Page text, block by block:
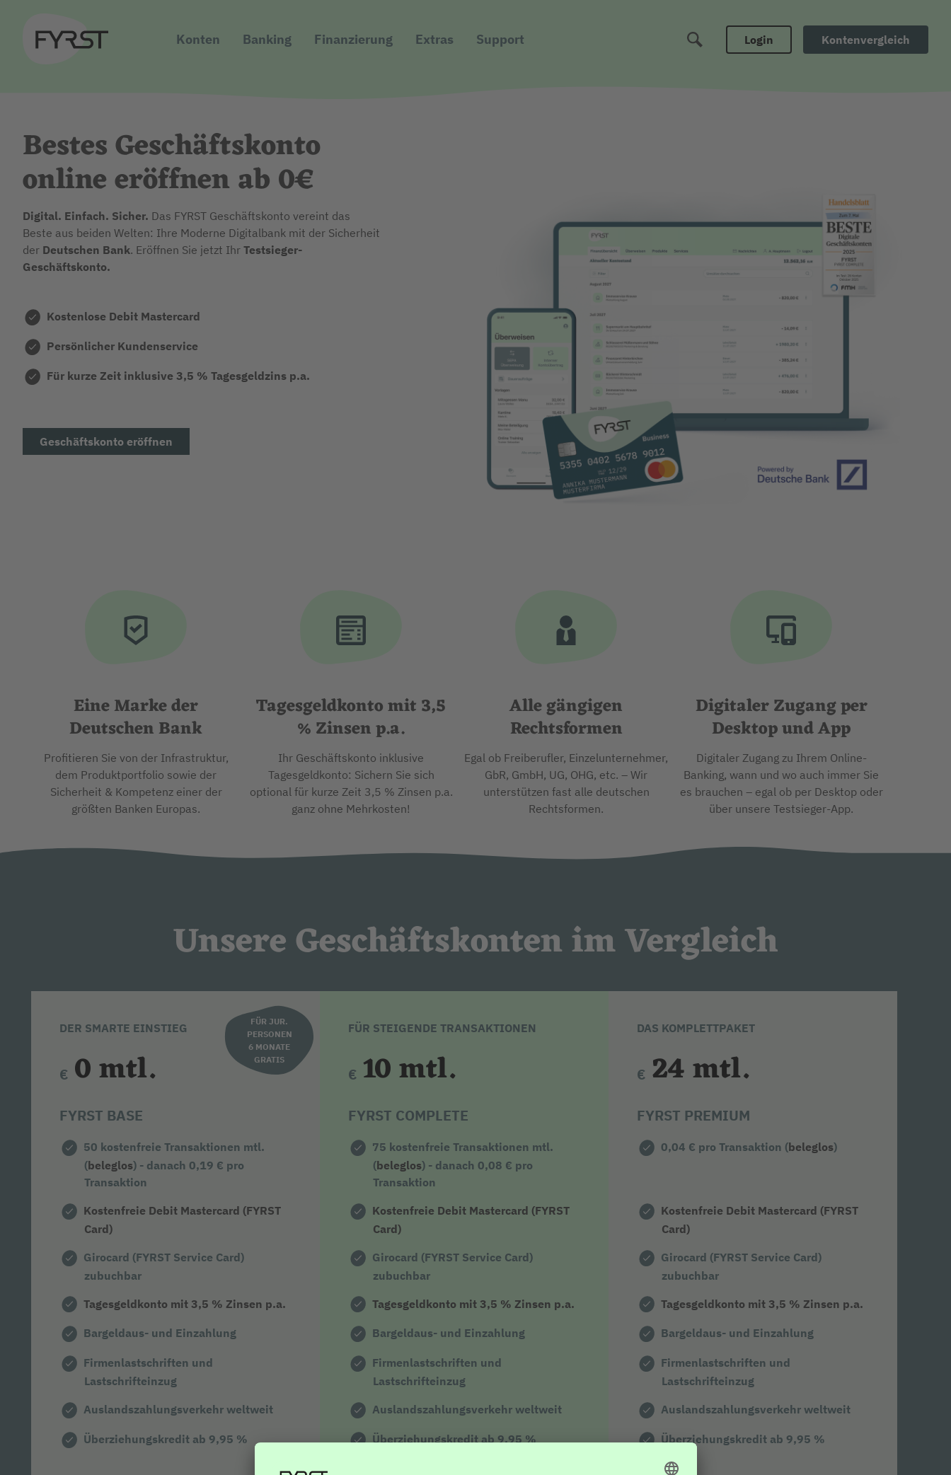
Konten Banking Finanzierung Extras Support Login Kontenvergleich
Bestes Geschäftskonto
online eröffnen ab 0€
Digital. Einfach. Sicher. Das FYRST Geschäftskonto vereint das
Beste aus beiden Welten: Ihre Moderne Digitalbank mit der Sicherheit
der Deutschen Bank. Eröffnen Sie jetzt Ihr Testsieger-
Geschäftskonto.
Kostenlose Debit Mastercard
Persönlicher Kundenservice
Für kurze Zeit inklusive 3,5 % Tagesgeldzins p.a.
Geschäftskonto eröffnen
Eine Marke der
Deutschen Bank
Profitieren Sie von der Infrastruktur,
dem Produktportfolio sowie der
Sicherheit & Kompetenz einer der
größten Banken Europas.
Tagesgeldkonto mit 3,5
% Zinsen p.a.
Ihr Geschäftskonto inklusive
Tagesgeldkonto: Sichern Sie sich
optional für kurze Zeit 3,5 % Zinsen p.a.
ganz ohne Mehrkosten!
Alle gängigen
Rechtsformen
Egal ob Freiberufler, Einzelunternehmer,
GbR, GmbH, UG, OHG, etc. – Wir
unterstützen fast alle deutschen
Rechtsformen.
Digitaler Zugang per
Desktop und App
Digitaler Zugang zu Ihrem Online-
Banking, wann und wo auch immer Sie
es brauchen – egal ob per Desktop oder
über unsere Testsieger-App.
Unsere Geschäftskonten im Vergleich
FÜR JUR.
PERSONEN
6 MONATE
GRATIS
DER SMARTE EINSTIEG
€ 0 mtl.
FYRST BASE
50 kostenfreie Transaktionen mtl.
(beleglos) - danach 0,19 € pro
Transaktion
Kostenfreie Debit Mastercard (FYRST
Card)
Girocard (FYRST Service Card)
zubuchbar
Tagesgeldkonto mit 3,5 % Zinsen p.a.
Bargeldaus- und Einzahlung
Firmenlastschriften und
Lastschrifteinzug
Auslandszahlungsverkehr weltweit
Überziehungskredit ab 9,95 %
FÜR STEIGENDE TRANSAKTIONEN
€ 10 mtl.
FYRST COMPLETE
75 kostenfreie Transaktionen mtl.
(beleglos) - danach 0,08 € pro
Transaktion
Kostenfreie Debit Mastercard (FYRST
Card)
Girocard (FYRST Service Card)
zubuchbar
Tagesgeldkonto mit 3,5 % Zinsen p.a.
Bargeldaus- und Einzahlung
Firmenlastschriften und
Lastschrifteinzug
Auslandszahlungsverkehr weltweit
Überziehungskredit ab 9,95 %
DAS KOMPLETTPAKET
€ 24 mtl.
FYRST PREMIUM
0,04 € pro Transaktion (beleglos)
Kostenfreie Debit Mastercard (FYRST
Card)
Girocard (FYRST Service Card)
zubuchbar
Tagesgeldkonto mit 3,5 % Zinsen p.a.
Bargeldaus- und Einzahlung
Firmenlastschriften und
Lastschrifteinzug
Auslandszahlungsverkehr weltweit
Überziehungskredit ab 9,95 %